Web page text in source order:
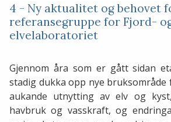
4 - Ny aktualitet og behovet
referansegruppe for Fjord-
elvelaboratoriet
Gjennom åra som er gått sidan
stadig dukka opp nye bruksområde
aukande utnytting av elv og
havbruk og vasskraft, og